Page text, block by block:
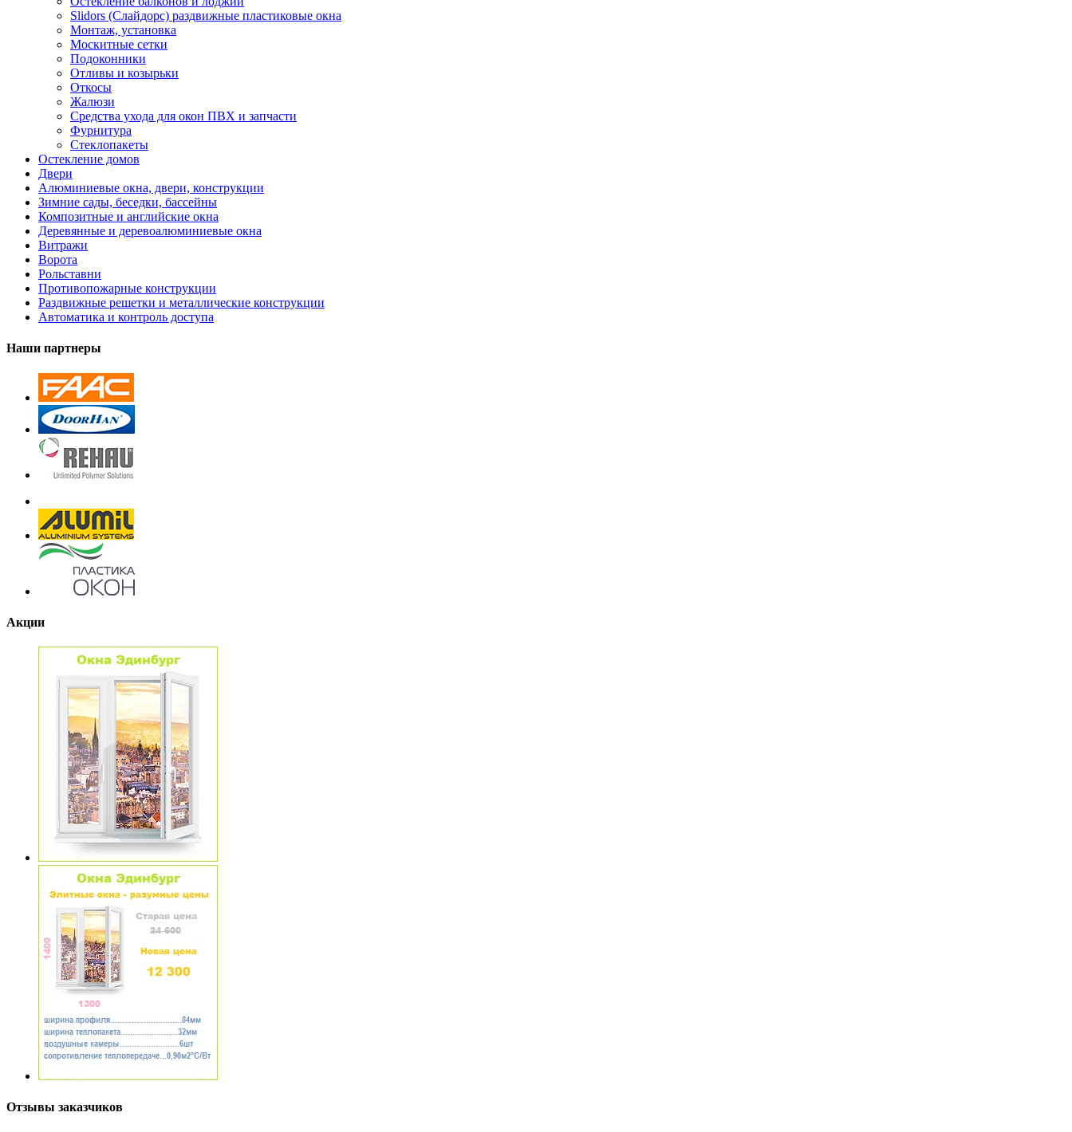
Slidors (Слайдорс) раздвижные пластиковые окна
Монтаж, установка
Москитные сетки
Подоконники
Отливы и козырьки
Откосы
Жалюзи
Средства ухода для окон ПВХ и запчасти
Фурнитура
Стеклопакеты
Остекление домов
Двери
Алюминиевые окна, двери, конструкции
Зимние сады, беседки, бассейны
Композитные и английские окна
Деревянные и деревоалюминиевые окна
Витражи
Ворота
Рольставни
Противопожарные конструкции
Раздвижные решетки и металлические конструкции
Автоматика и контроль доступа
Наши партнеры
Акции
Отзывы заказчиков